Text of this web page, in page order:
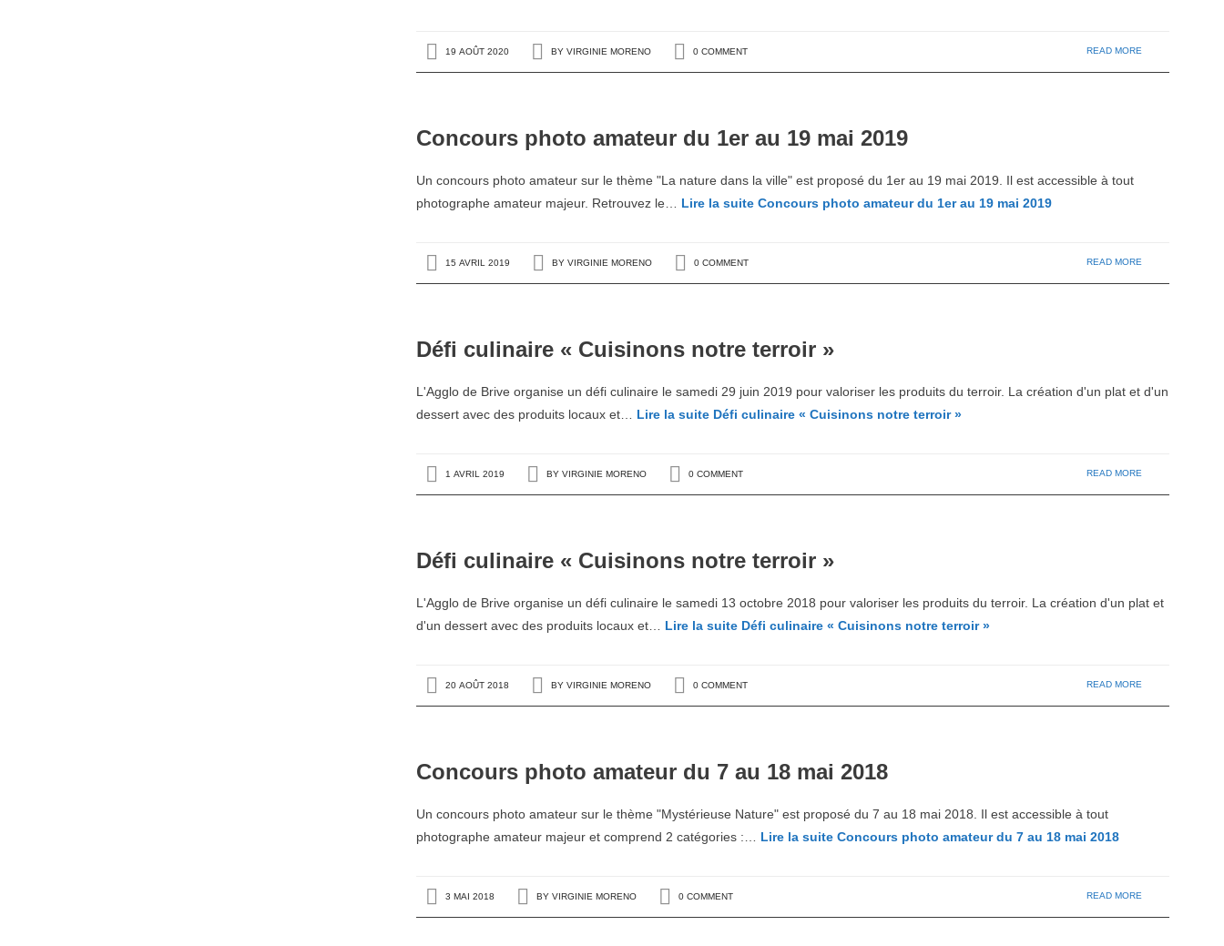
19 AOÛT 2020 BYVIRGINIE MORENO 0 COMMENT READ MORE
Concours photo amateur du 1er au 19 mai 2019
Un concours photo amateur sur le thème "La nature dans la ville" est proposé du 1er au 19 mai 2019. Il est accessible à tout
photographe amateur majeur. Retrouvez le… Lire la suite Concours photo amateur du 1er au 19 mai 2019
15 AVRIL 2019 BYVIRGINIE MORENO 0 COMMENT READ MORE
Défi culinaire « Cuisinons notre terroir »
L'Agglo de Brive organise un défi culinaire le samedi 29 juin 2019 pour valoriser les produits du terroir. La création d'un plat et d'un
dessert avec des produits locaux et… Lire la suite Défi culinaire « Cuisinons notre terroir »
1 AVRIL 2019 BYVIRGINIE MORENO 0 COMMENT READ MORE
Défi culinaire « Cuisinons notre terroir »
L'Agglo de Brive organise un défi culinaire le samedi 13 octobre 2018 pour valoriser les produits du terroir. La création d'un plat et
d'un dessert avec des produits locaux et… Lire la suite Défi culinaire « Cuisinons notre terroir »
20 AOÛT 2018 BYVIRGINIE MORENO 0 COMMENT READ MORE
Concours photo amateur du 7 au 18 mai 2018
Un concours photo amateur sur le thème "Mystérieuse Nature" est proposé du 7 au 18 mai 2018. Il est accessible à tout
photographe amateur majeur et comprend 2 catégories :… Lire la suite Concours photo amateur du 7 au 18 mai 2018
3 MAI 2018 BYVIRGINIE MORENO 0 COMMENT READ MORE